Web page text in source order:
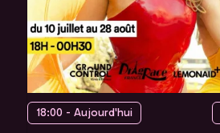
18:00 - Aujourd'hui